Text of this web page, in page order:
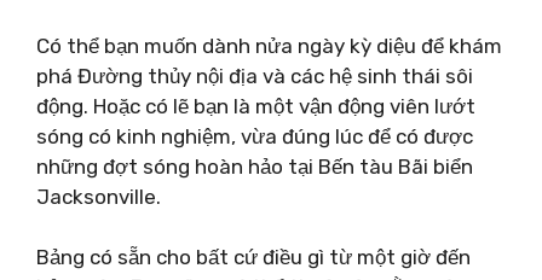
Có thể bạn muốn dành nửa ngày kỳ diệu để khám
phá Đường thủy nội địa và các hệ sinh thái sôi
động. Hoặc có lẽ bạn là một vận động viên lướt
sóng có kinh nghiệm, vừa đúng lúc để có được
những đợt sóng hoàn hảo tại Bến tàu Bãi biển
Jacksonville.
Bảng có sẵn cho bất cứ điều gì từ một giờ đến